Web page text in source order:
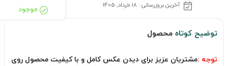
آخرین بروزرسانی : 18 خرداد, 1405 موجود
توضیح کوتاه محصول
توجه :مشتریان عزیز برای دیدن عکس کامل و با کیفیت محصول روی